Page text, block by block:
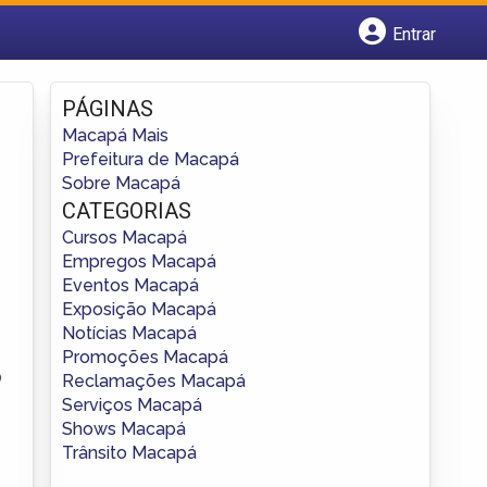
Entrar
Fazer login
Criar conta
PÁGINAS
Macapá Mais
Prefeitura de Macapá
Sobre Macapá
CATEGORIAS
Cursos Macapá
Empregos Macapá
Eventos Macapá
Exposição Macapá
Notícias Macapá
Promoções Macapá
Reclamações Macapá
Serviços Macapá
Shows Macapá
Trânsito Macapá